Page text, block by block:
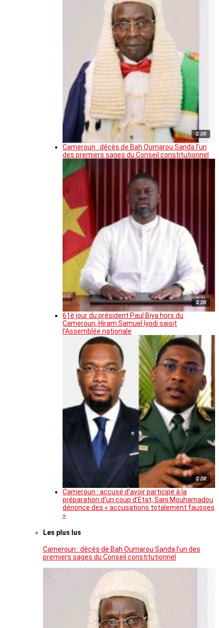
© DR
Cameroun : décès de Bah Oumarou Sanda l’un
des premiers sages du Conseil constitutionnel
© DR
61è jour du président Paul Biya hors du
Cameroun, Hiram Samuel Iyodi saisit
l’Assemblée nationale
© DR
Cameroun : accusé d’avoir participé à la
préparation d’un coup d’Etat, Sani Mouhamadou
dénonce des « accusations totalement fausses
»
Les plus lus
Cameroun : décès de Bah Oumarou Sanda l’un des
premiers sages du Conseil constitutionnel